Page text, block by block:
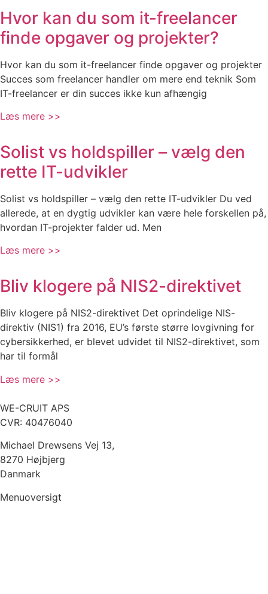
Hvor kan du som it-freelancer
finde opgaver og projekter?
Hvor kan du som it-freelancer finde opgaver og projekter
Succes som freelancer handler om mere end teknik Som
IT-freelancer er din succes ikke kun afhængig
Læs mere >>
Solist vs holdspiller – vælg den
rette IT-udvikler
Solist vs holdspiller – vælg den rette IT-udvikler Du ved
allerede, at en dygtig udvikler kan være hele forskellen på,
hvordan IT-projekter falder ud. Men
Læs mere >>
Bliv klogere på NIS2-direktivet
Bliv klogere på NIS2-direktivet Det oprindelige NIS-
direktiv (NIS1) fra 2016, EU’s første større lovgivning for
cybersikkerhed, er blevet udvidet til NIS2-direktivet, som
har til formål
Læs mere >>
WE-CRUIT APS
CVR: 40476040
Michael Drewsens Vej 13,
8270 Højbjerg
Danmark
Menuoversigt